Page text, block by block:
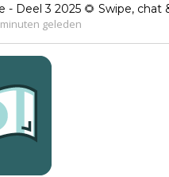
- Deel 3 2025 🌻 Swipe, chat
geleden